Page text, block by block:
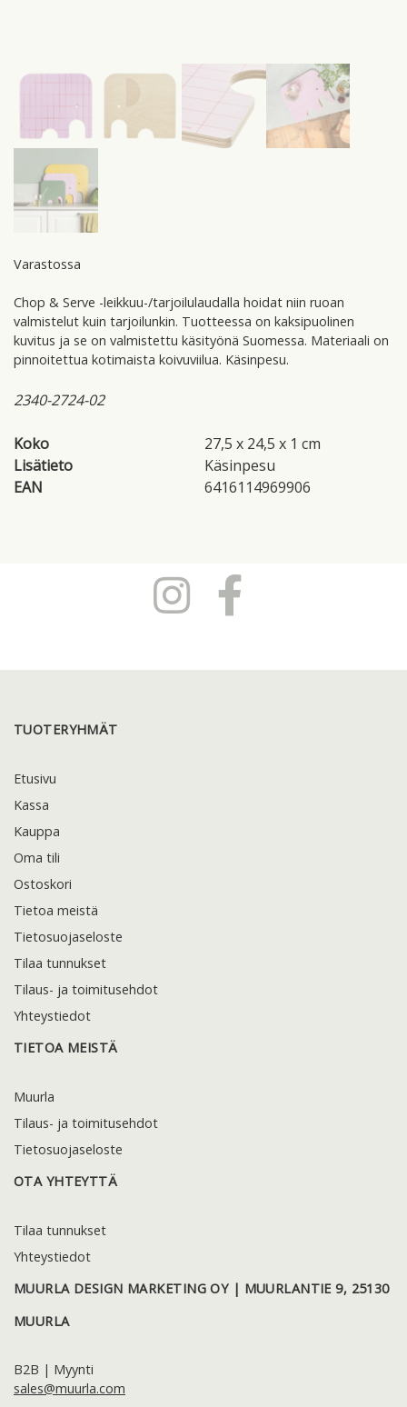
Varastossa
Chop & Serve -leikkuu-/tarjoilulaudalla hoidat niin ruoan
valmistelut kuin tarjoilunkin. Tuotteessa on kaksipuolinen
kuvitus ja se on valmistettu käsityönä Suomessa. Materiaali on
pinnoitettua kotimaista koivuviilua. Käsinpesu.
2340-2724-02
Koko
27,5 x 24,5 x 1 cm
Lisätieto
Käsinpesu
EAN
6416114969906
TUOTERYHMÄT
Etusivu
Kassa
Kauppa
Oma tili
Ostoskori
Tietoa meistä
Tietosuojaseloste
Tilaa tunnukset
Tilaus- ja toimitusehdot
Yhteystiedot
TIETOA MEISTÄ
Muurla
Tilaus- ja toimitusehdot
Tietosuojaseloste
OTA YHTEYTTÄ
Tilaa tunnukset
Yhteystiedot
MUURLA DESIGN MARKETING OY | MUURLANTIE 9, 25130
MUURLA
B2B | Myynti
sales@muurla.com